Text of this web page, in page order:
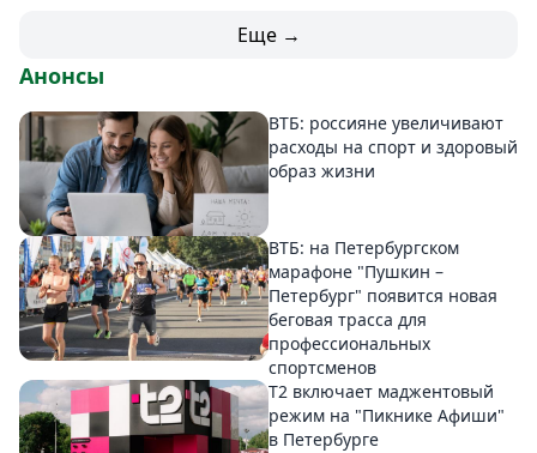
Еще →
Анонсы
ВТБ: россияне увеличивают
расходы на спорт и здоровый
образ жизни
ВТБ: на Петербургском
марафоне "Пушкин –
Петербург" появится новая
беговая трасса для
профессиональных
спортсменов
Т2 включает маджентовый
режим на "Пикнике Афиши"
в Петербурге